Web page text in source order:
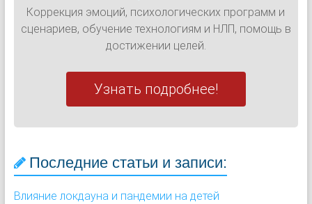
Коррекция эмоций, психологических программ и
сценариев, обучение технологиям и НЛП, помощь в
достижении целей.
Узнать подробнее!
Последние статьи и записи:
Влияние локдауна и пандемии на детей